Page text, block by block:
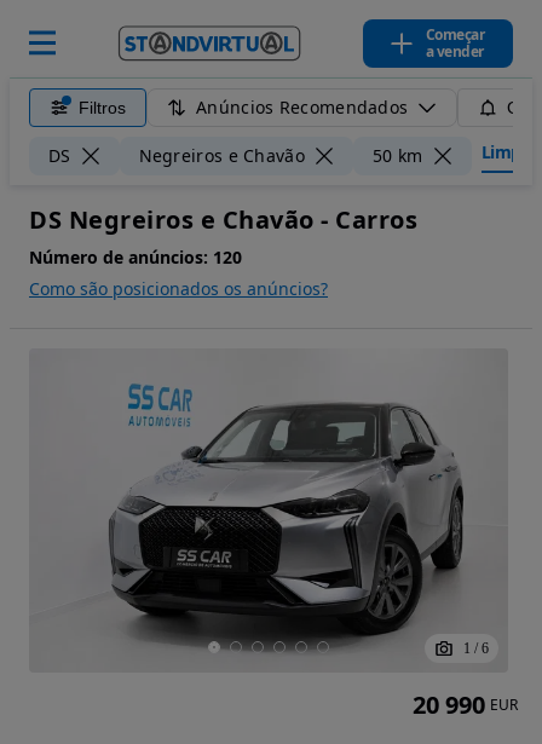
Começar
a vender
Filtros Anúncios Recomendados
DS Negreiros e Chavão 50 km
DS Negreiros e Chavão - Carros
Número de anúncios: 120
Como são posicionados os anúncios?
1 / 6
20 990 EUR